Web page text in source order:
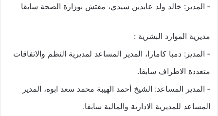
‐ المدير: خالد ولد عابدين سيدي، مفتش بوزارة الصحة سابقا
مديرية الموارد البشرية :
‐ المدير: دمبا كامارا، المدير المساعد لمديرية النظم والاتفاقات
متعددة الاطراف سابقا.
‐ المدير المساعد: الشيخ أحمد الهيبة محمد سعد ابوه، المدير
المساعد للمديرية الادارية والمالية سابقا.